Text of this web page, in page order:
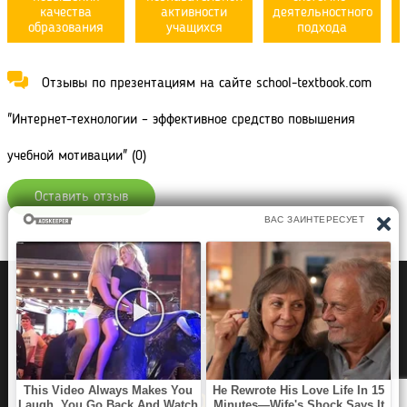
качества
образования
активности
учащихся
деятельностного
подхода
Отзывы по презентациям на сайте school-textbook.com
"Интернет-технологии – эффективное средство повышения
учебной мотивации" (0)
Оставить отзыв
Политика конфиденциальности
Правообладателям
Рефераты Дипломы Курсовые работы
Читать книги
Аудиокниги
Раскраски для детей
Загадки, Игры Головоломки